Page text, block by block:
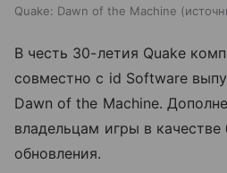
Quake: Dawn of the Machine
В честь 30-летия Quake
совместно с id Software
Dawn of the Machine.
владельцам игры в качестве
обновления.